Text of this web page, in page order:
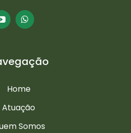
Home
Atuação
Somos